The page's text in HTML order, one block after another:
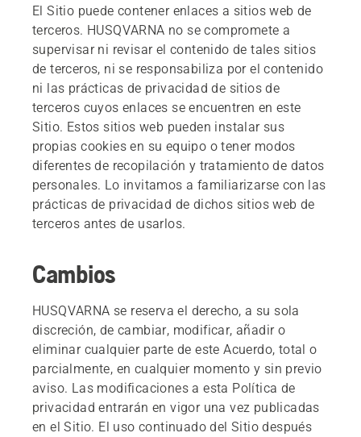
El Sitio puede contener enlaces a sitios web de
terceros. HUSQVARNA no se compromete a
supervisar ni revisar el contenido de tales sitios
de terceros, ni se responsabiliza por el contenido
ni las prácticas de privacidad de sitios de
terceros cuyos enlaces se encuentren en este
Sitio. Estos sitios web pueden instalar sus
propias cookies en su equipo o tener modos
diferentes de recopilación y tratamiento de datos
personales. Lo invitamos a familiarizarse con las
prácticas de privacidad de dichos sitios web de
terceros antes de usarlos.
Cambios
HUSQVARNA se reserva el derecho, a su sola
discreción, de cambiar, modificar, añadir o
eliminar cualquier parte de este Acuerdo, total o
parcialmente, en cualquier momento y sin previo
aviso. Las modificaciones a esta Política de
privacidad entrarán en vigor una vez publicadas
en el Sitio. El uso continuado del Sitio después